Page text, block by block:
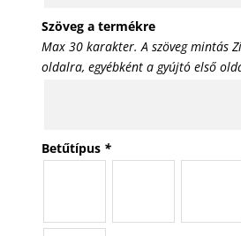
Szöveg a termékre
Max 30 karakter. A szöveg mintás
oldalra, egyébként a gyújtó első
Betűtípus *